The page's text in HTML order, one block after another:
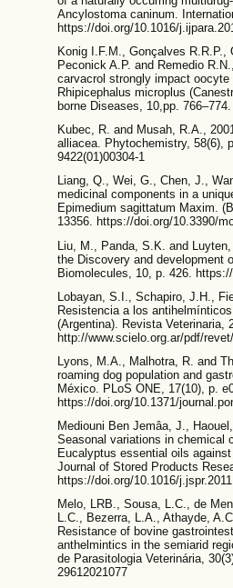
Ancylostoma caninum.
https://doi.org/10.1016/
Konig I.F.M., Gonçalves
Peconick A.P. and Remedio
carvacrol strongly impact
Rhipicephalus microplus
borne Diseases, 10,pp.
Kubec, R. and Musah, R.A.,
alliacea. Phytochemistry, 58(6),
9422(01)00304-1
Liang, Q., Wei, G., Chen, J.,
medicinal components in a
Epimedium sagittatum Maxim.
13356. https://doi.org/10.3390/
Liu, M., Panda, S.K. and
the Discovery and development
Biomolecules, 10, p. 426.
Lobayan, S.I., Schapiro, J.H.,
Resistencia a los
(Argentina). Revista Veterinaria,
http://www.scielo.org.ar/pdf/
Lyons, M.A., Malhotra, R. and
roaming dog population and
México. PLoS ONE, 17(10), p.
https://doi.org/10.1371/
Mediouni Ben Jemâa, J.,
Seasonal variations in chemical
Eucalyptus essential oils
Journal of Stored Products
https://doi.org/10.1016/
Melo, LRB., Sousa, L.C., de
L.C., Bezerra, L.A., Athayde,
Resistance of bovine
anthelmintics in the semiarid
de Parasitologia Veterinária,
29612021077